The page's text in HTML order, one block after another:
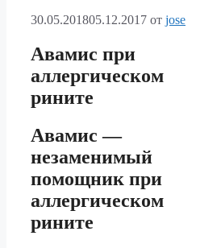
30.05.201805.12.2017 от jose
Авамис при
аллергическом
рините
Авамис —
незаменимый
помощник при
аллергическом
рините